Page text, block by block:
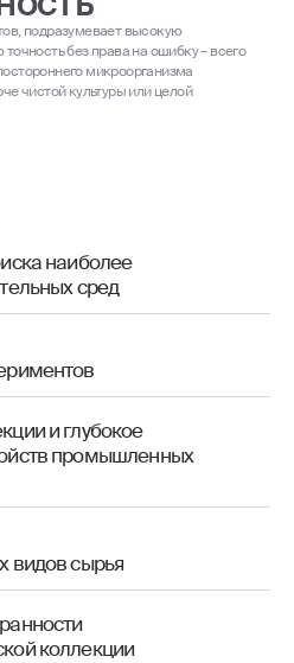
подразумевает высокую
без права на ошибку – всего
микроорганизма
чистой культуры или целой
наиболее
сред
и глубокое
промышленных
видов сырья
коллекции